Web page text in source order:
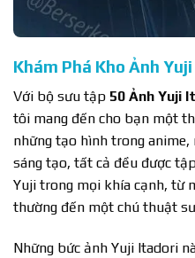
Khám Phá Kho Ảnh
Với bộ sưu tập 50 Ảnh Yuji
tôi mang đến cho bạn một
những tạo hình trong
sáng tạo, tất cả đều được
Yuji trong mọi khía cạnh, từ
thường đến một chú thuật
Những bức ảnh Yuji Itadori